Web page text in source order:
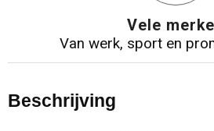
Vele
Van werk, sport en
Beschrijving